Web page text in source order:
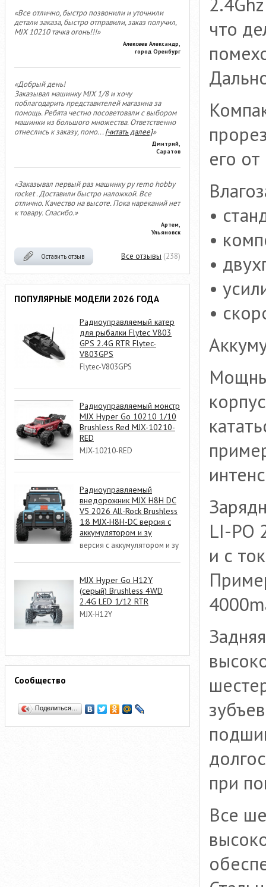
«Все отлично, быстро позвонили и уточнили
детали заказа, быстро отправили, заказ получил,
MJX 10210 тачка огонь!!!»
Алексеев Александр,
город Оренбург
«Добрый день!
Заказывал машинку MJX 1/8 и хочу
поблагодарить представителей магазина за
помощь. Ребята честно посоветовали с выбором
машинки из большого множества. Ответственно
отнеслись к заказу, помо...[читать далее]»
Дмитрий,
Саратов
«Заказывал первый раз машинку ру remo hobby
rocket . Доставили быстро наложкой. Все
отлично. Качество на высоте. Пока нареканий нет
к товару. Спасибо.»
Артем,
Ульяновск
Оставить отзыв Все отзывы (238)
ПОПУЛЯРНЫЕ МОДЕЛИ 2026 ГОДА
Радиоуправляемый катер
для рыбалки Flytec V803
GPS 2.4G RTR Flytec-
V803GPS
Flytec-V803GPS
Радиоуправляемый монстр
MJX Hyper Go 10210 1/10
Brushless Red MJX-10210-
RED
MJX-10210-RED
Радиоуправляемый
внедорожник MJX H8H DC
V5 2026 All-Rock Brushless
1:8 MJX-H8H-DC версия с
аккумулятором и зу
версия с аккумулятором и зу
MJX Hyper Go H12Y
(серый) Brushless 4WD
2.4G LED 1/12 RTR
MJX-H12Y
Сообщество
Поделиться…
что
его
•
•
•
•
•
LI-PO
и с
при
Все